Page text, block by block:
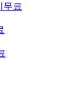
무료